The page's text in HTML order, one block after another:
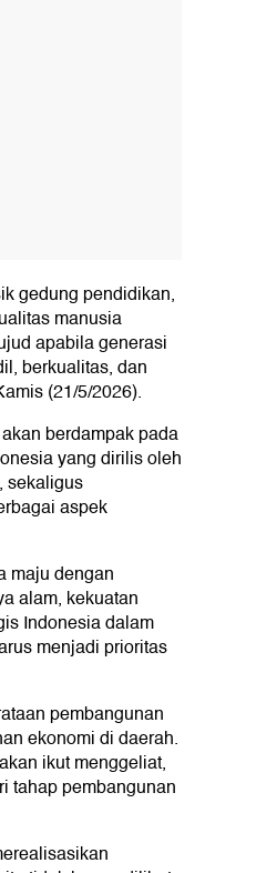
gedung pendidikan,
manusia
apabila generasi
berkualitas, dan
(21/5/2026).
berdampak pada
yang dirilis oleh
sekaligus
aspek
maju dengan
alam, kekuatan
Indonesia dalam
menjadi prioritas
pembangunan
ekonomi di daerah.
ikut menggeliat,
tahap pembangunan